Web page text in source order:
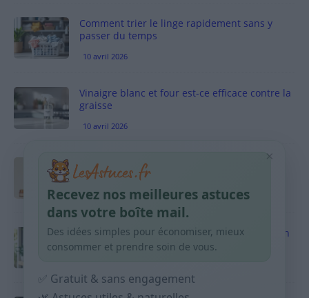
Comment trier le linge rapidement sans y
passer du temps
10 avril 2026
Vinaigre blanc et four est-ce efficace contre la
graisse
10 avril 2026
Taches pigmentaires : routine simple +
habitudes qui aident
9 avril 2026
Produits ménagers : comment économiser en
courses sans acheter 10 sprays
×
Recevez nos meilleures astuces
dans votre boîte mail.
Des idées simples pour économiser, mieux
consommer et prendre soin de vous.
✅ Gratuit & sans engagement